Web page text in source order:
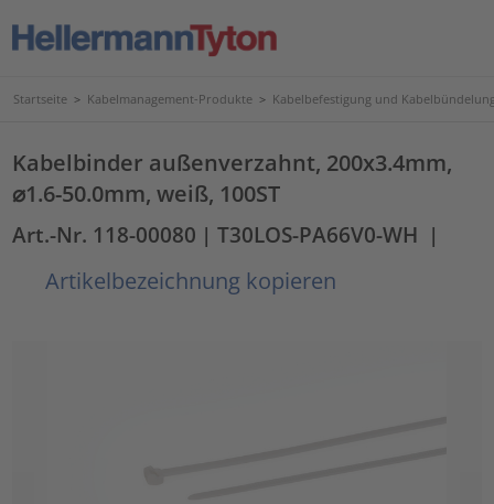
Startseite > Kabelmanagement-Produkte > Kabelbefestigung und
Kabelbinder außenverzahnt, 200x3.4mm,
⌀1.6-50.0mm, weiß, 100ST
Art.-Nr. 118-00080 | T30LOS-PA66V0-WH |
Artikelbezeichnung kopieren